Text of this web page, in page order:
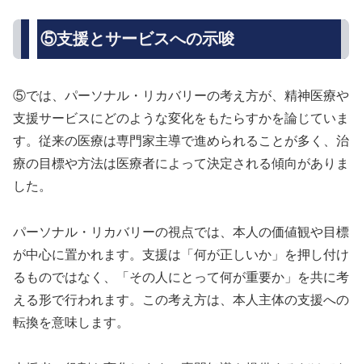
⑤支援とサービスへの示唆
⑤では、パーソナル・リカバリーの考え方が、精神医療や
支援サービスにどのような変化をもたらすかを論じていま
す。従来の医療は専門家主導で進められることが多く、治
療の目標や方法は医療者によって決定される傾向がありま
した。
パーソナル・リカバリーの視点では、本人の価値観や目標
が中心に置かれます。支援は「何が正しいか」を押し付け
るものではなく、「その人にとって何が重要か」を共に考
える形で行われます。この考え方は、本人主体の支援への
転換を意味します。